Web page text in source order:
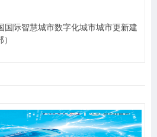
国际智慧城市数字化城市城市更新建